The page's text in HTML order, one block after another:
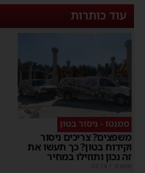
עוד כותרות
סמנטו - ניסור בטון
משפצים? צריכים ניסור
וקידוח בטון? כך תעשו את
זה נכון ותוזילו במחיר
מקודם